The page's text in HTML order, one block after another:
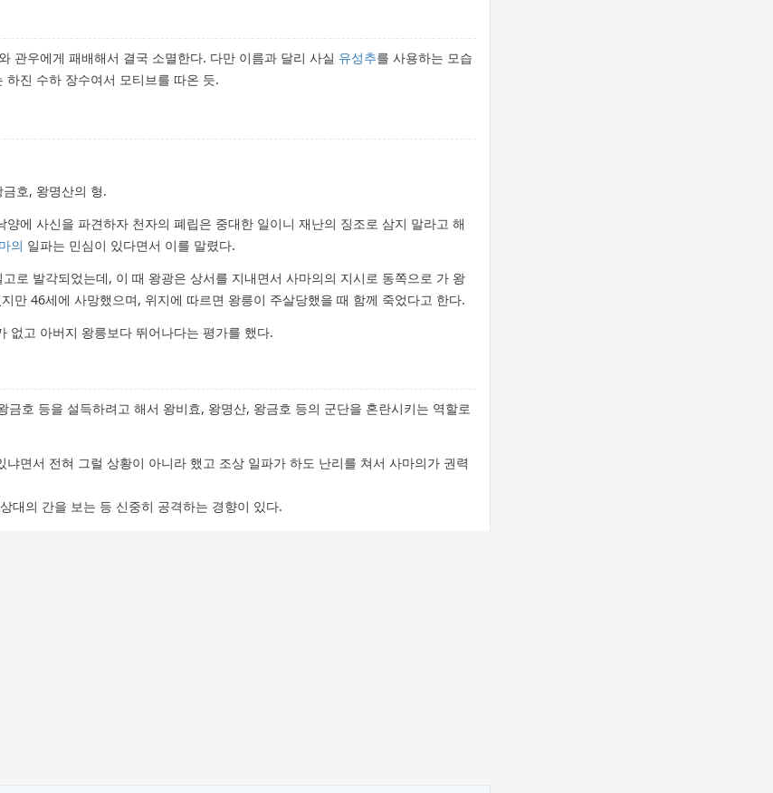
관우에게 패배해서 결국 소멸한다. 다만 이름과 달리 사실 유성추를 사용하는 모습
진 수하 장수여서 모티브를 따온 듯.
호, 왕명산의 형.
양에 사신을 파견하자 천자의 폐립은 중대한 일이니 재난의 징조로 삼지 말라고 해
의 일파는 민심이 있다면서 이를 말렸다.
로 발각되었는데, 이 때 왕광은 상서를 지내면서 사마의의 지시로 동쪽으로 가 왕
만 46세에 사망했으며, 위지에 따르면 왕릉이 주살당했을 때 함께 죽었다고 한다.
없고 아버지 왕릉보다 뛰어나다는 평가를 했다.
호 등을 설득하려고 해서 왕비효, 왕명산, 왕금호 등의 군단을 혼란시키는 역할로
면서 전혀 그럴 상황이 아니라 했고 조상 일파가 하도 난리를 쳐서 사마의가 권력
대의 간을 보는 등 신중히 공격하는 경향이 있다.